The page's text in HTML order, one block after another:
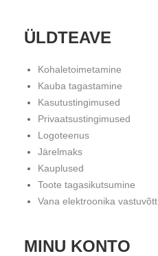
ÜLDTEAVE
Kohaletoimetamine
Kauba tagastamine
Kasutustingimused
Privaatsustingimused
Logoteenus
Järelmaks
Kauplused
Toote tagasikutsumine
Vana elektroonika vastuvõtt
MINU KONTO